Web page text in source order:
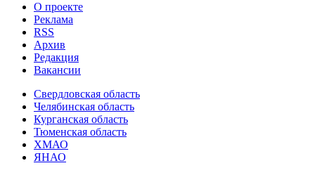
О проекте
Реклама
RSS
Архив
Редакция
Вакансии
Свердловская область
Челябинская область
Курганская область
Тюменская область
ХМАО
ЯНАО